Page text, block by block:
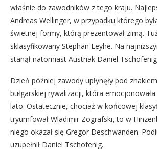
właśnie do zawodników z tego kraju.
Andreas Wellinger, w przypadku którego
świetnej formy, którą prezentował zimą.
sklasyfikowany Stephan Leyhe. Na
stanął natomiast Austriak Daniel
Dzień później zawody upłynęły pod
bułgarskiej rywalizacji, która emocjonowała
lato. Ostatecznie, chociaż w końcowej
tryumfował Wladimir Zografski, to w
niego okazał się Gregor Deschwanden.
uzupełnił Daniel Tschofenig.